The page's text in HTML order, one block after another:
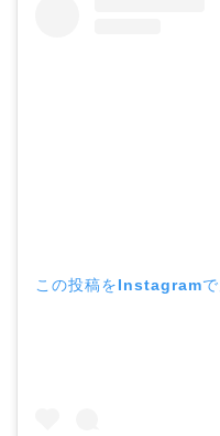
この投稿をInstagramで